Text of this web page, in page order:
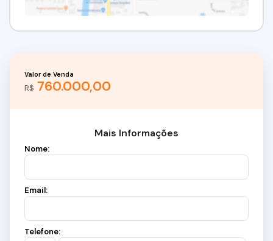
R$ 760.000,00
Valor de Venda
Mais Informações
Nome:
Email:
Telefone: